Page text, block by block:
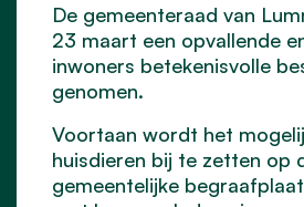
De gemeenteraad van
23 maart een opvallende
inwoners betekenisvolle
genomen.
Voortaan wordt het
huisdieren bij te zetten op
gemeentelijke